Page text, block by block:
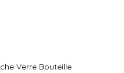
Verre Bouteille